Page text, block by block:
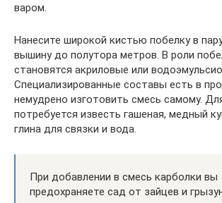
варом.
Нанесите широкой кистью побелку в
вышину до полутора метров. В роли
становятся акриловые или
Специализированные составы есть в
немудрено изготовить смесь самому.
потребуется известь гашеная, медный
глина для связки и вода.
При добавлении в смесь карболки вы
предохраняете сад от зайцев и